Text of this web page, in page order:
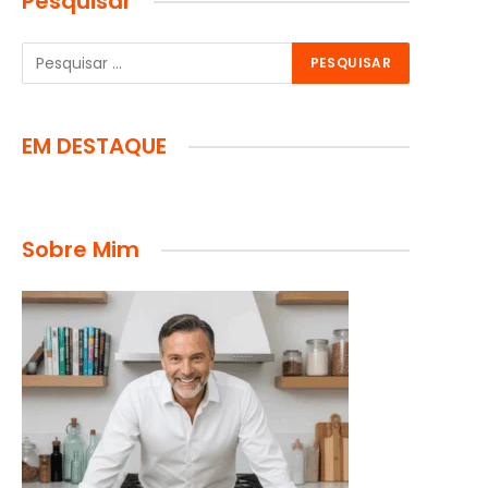
EM DESTAQUE
Sobre Mim